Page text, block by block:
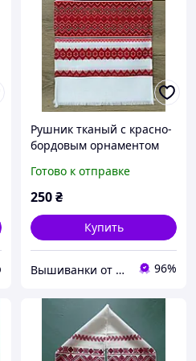
Рушник тканый с красно-
бордовым орнаментом
Готово к отправке
250₴
Купить
Вышиванки от производителя «Волинські візерунки» 96%